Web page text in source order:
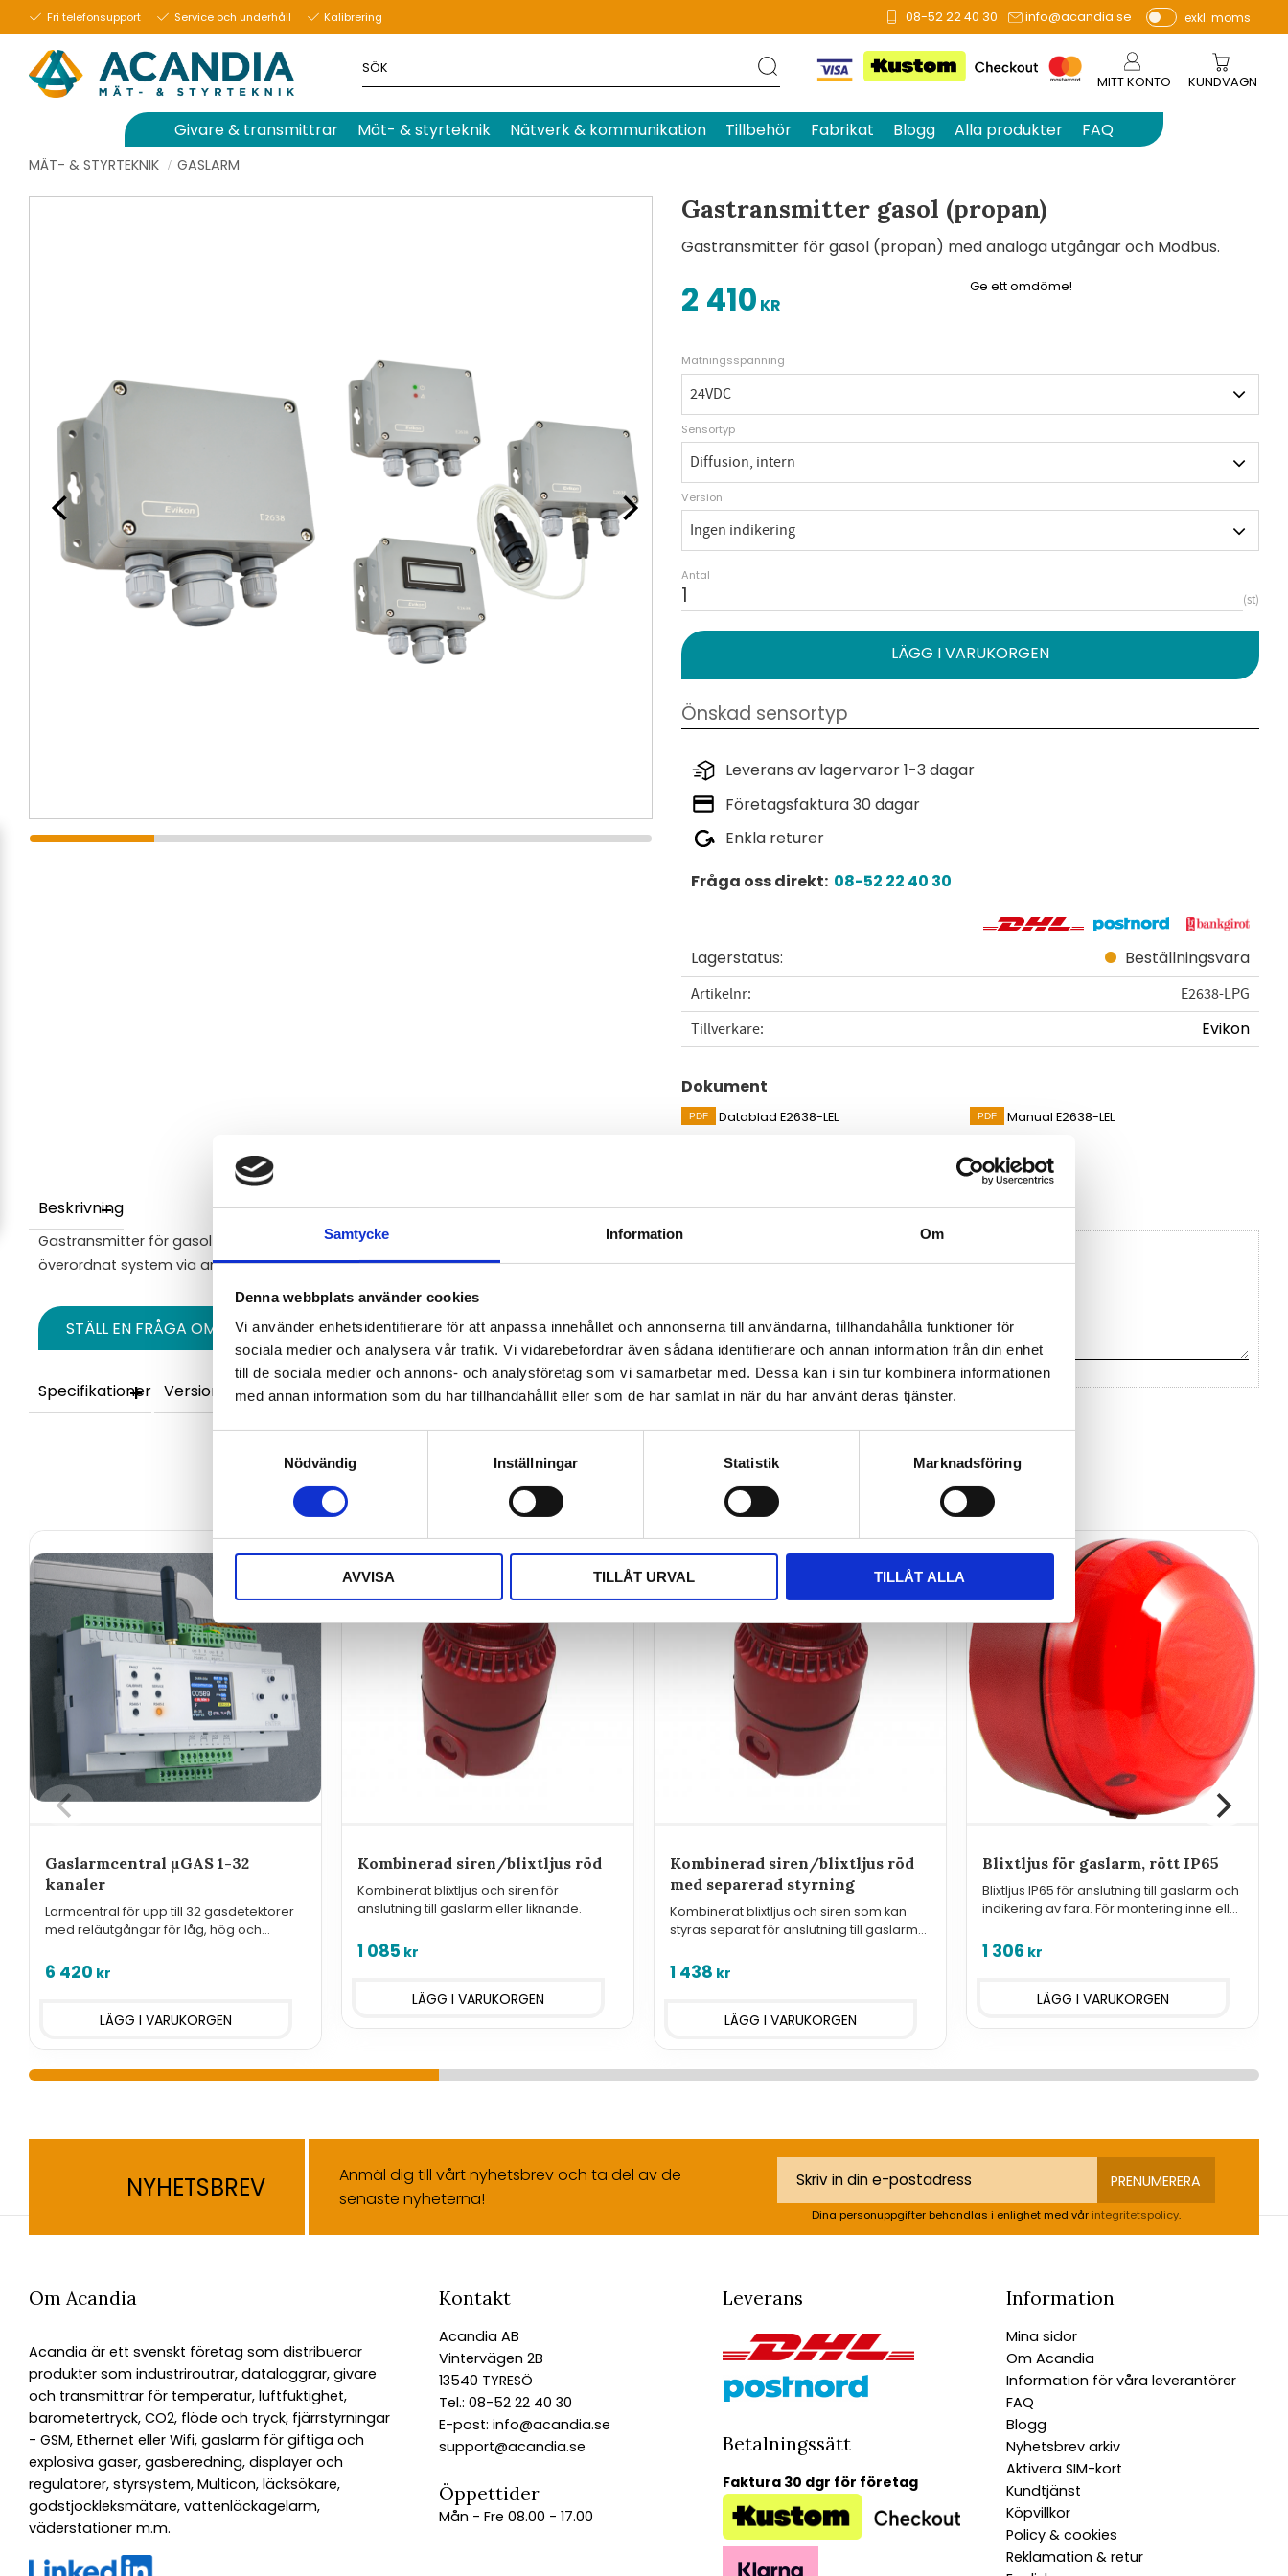
Samtycke Information Om
Denna webbplats använder cookies
Vi använder enhetsidentifierare för att anpassa innehållet och annonserna till användarna, tillhandahålla funktioner för
sociala medier och analysera vår trafik. Vi vidarebefordrar även sådana identifierare och annan information från din enhet
till de sociala medier och annons- och analysföretag som vi samarbetar med. Dessa kan i sin tur kombinera informationen
med annan information som du har tillhandahållit eller som de har samlat in när du har använt deras tjänster.
Nödvändig
Inställningar Statistik Marknadsföring
AVVISA TILLÅT URVAL TILLÅT ALLA
Fri telefonsupport Service och underhåll Kalibrering 08-52 22 40 30 info@acandia.se
P
e
r
vi
exkl. moms
MITT KONTO KUNDVAGN
Givare & transmittrar Mät- & styrteknik Nätverk & kommunikation Tillbehör Fabrikat Blogg Alla produkter FAQ
MÄT- & STYRTEKNIK GASLARM
Gastransmitter gasol (propan)
Gastransmitter för gasol (propan) med analoga utgångar och Modbus.
2 410 KR
Matningsspänning
Sensortyp
Version
Antal
st
Leverans av lagervaror 1-3 dagar
Företagsfaktura 30 dagar
Enkla returer
Fråga oss direkt: 08-52 22 40 30
Lagerstatus Beställningsvara
Artikelnr
E2638-LPG
Tillverkare
Evikon
Dokument
Datablad E2638-LEL Manual E2638-LEL
Ge ett omdöme!
Beskrivning
Gastransmitter för gasol (propan C3H8) för anslutning till larmcentral eller annat
överordnat system via analoga signaler eller RS485 Modbus RTU.
STÄLL EN FRÅGA OM PRODUKTEN
Specifikationer Versioner
Omdömen
Baserat på 0 betyg.
Gaslarmcentral µGAS 1-32
kanaler
Larmcentral för upp till 32 gasdetektorer
med reläutgångar för låg, hög och
6 420 kr
Kombinerad siren/blixtljus röd
Kombinerat blixtljus och siren för
anslutning till gaslarm eller liknande.
1 085 kr
Kombinerad siren/blixtljus röd
med separerad styrning
Kombinerat blixtljus och siren som kan
styras separat för anslutning till gaslarm
1 438 kr
Blixtljus för gaslarm, rött IP65
Blixtljus IP65 för anslutning till gaslarm och
indikering av fara. För montering inne eller
1 306 kr
NYHETSBREV
Anmäl dig till vårt nyhetsbrev och ta del av de
senaste nyheterna!
PRENUMERERA
Dina personuppgifter behandlas i enlighet med vår integritetspolicy.
Om Acandia
Acandia är ett svenskt företag som distribuerar
produkter som industriroutrar, dataloggrar, givare
och transmittrar för temperatur, luftfuktighet,
barometertryck, CO2, flöde och tryck, fjärrstyrningar
- GSM, Ethernet eller Wifi, gaslarm för giftiga och
explosiva gaser, gasberedning, displayer och
regulatorer, styrsystem, Multicon, läcksökare,
godstjockleksmätare, vattenläckagelarm,
väderstationer m.m.
Kontakt
Acandia AB
Vintervägen 2B
13540 TYRESÖ
Tel.: 08-52 22 40 30
E-post: info@acandia.se
support@acandia.se
Öppettider
Mån - Fre 08.00 - 17.00
Leverans
Betalningssätt
Faktura 30 dgr för företag
Information
Mina sidor
Om Acandia
Information för våra leverantörer
FAQ
Blogg
Nyhetsbrev arkiv
Aktivera SIM-kort
Kundtjänst
Köpvillkor
Policy & cookies
Reklamation & retur